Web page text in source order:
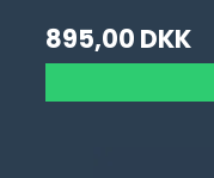
895,00 DKK